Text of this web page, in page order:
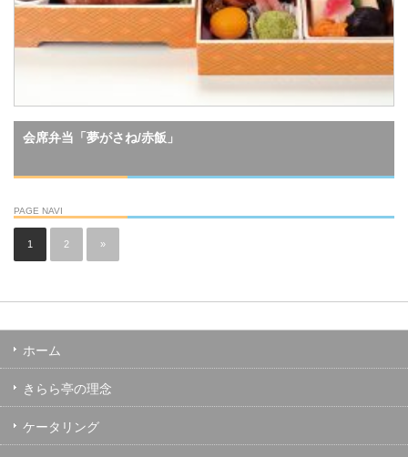
会席弁当「夢がさね/赤飯」
PAGE NAVI
1 2 »
ホーム
きらら亭の理念
ケータリング